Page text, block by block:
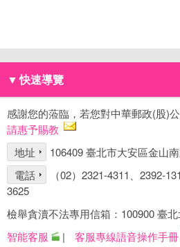
▼ 快速導覽
感謝您的蒞臨，若您對中華郵政(股)
請惠予賜教
地址
106409 臺北市大安區金山
電話
（02）2321-4311、2392-
3625
檢舉貪瀆不法專用信箱：100900 臺
智能客服
| 客服專線語音操作手冊